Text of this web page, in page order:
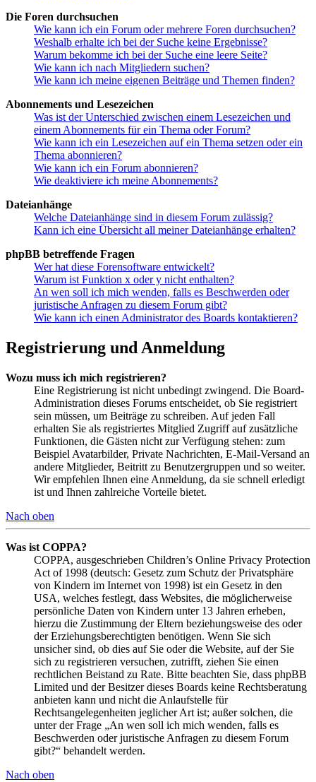
Die Foren durchsuchen
Wie kann ich ein Forum oder mehrere Foren durchsuchen?
Weshalb erhalte ich bei der Suche keine Ergebnisse?
Warum bekomme ich bei der Suche eine leere Seite?
Wie kann ich nach Mitgliedern suchen?
Wie kann ich meine eigenen Beiträge und Themen finden?
Abonnements und Lesezeichen
Was ist der Unterschied zwischen einem Lesezeichen und
einem Abonnements für ein Thema oder Forum?
Wie kann ich ein Lesezeichen auf ein Thema setzen oder ein
Thema abonnieren?
Wie kann ich ein Forum abonnieren?
Wie deaktiviere ich meine Abonnements?
Dateianhänge
Welche Dateianhänge sind in diesem Forum zulässig?
Kann ich eine Übersicht all meiner Dateianhänge erhalten?
phpBB betreffende Fragen
Wer hat diese Forensoftware entwickelt?
Warum ist Funktion x oder y nicht enthalten?
An wen soll ich mich wenden, falls es Beschwerden oder
juristische Anfragen zu diesem Forum gibt?
Wie kann ich einen Administrator des Boards kontaktieren?
Registrierung und Anmeldung
Wozu muss ich mich registrieren?
Eine Registrierung ist nicht unbedingt zwingend. Die Board-
Administration dieses Forums entscheidet, ob Sie registriert
sein müssen, um Beiträge zu schreiben. Auf jeden Fall
erhalten Sie als registriertes Mitglied Zugriff auf zusätzliche
Funktionen, die Gästen nicht zur Verfügung stehen: zum
Beispiel Avatarbilder, Private Nachrichten, E-Mail-Versand an
andere Mitglieder, Beitritt zu Benutzergruppen und so weiter.
Wir empfehlen Ihnen eine Anmeldung, da sie schnell erledigt
ist und Ihnen zahlreiche Vorteile bietet.
Nach oben
Was ist COPPA?
COPPA, ausgeschrieben Children’s Online Privacy Protection
Act of 1998 (deutsch: Gesetz zum Schutz der Privatsphäre
von Kindern im Internet von 1998) ist ein Gesetz in den
USA, welches festlegt, dass Websites, die möglicherweise
persönliche Daten von Kindern unter 13 Jahren erheben,
hierzu die Zustimmung der Eltern beziehungsweise des oder
der Erziehungsberechtigten benötigen. Wenn Sie sich
unsicher sind, ob dies auf Sie oder die Website, auf der Sie
sich zu registrieren versuchen, zutrifft, ziehen Sie einen
rechtlichen Beistand zu Rate. Bitte beachten Sie, dass phpBB
Limited und der Besitzer dieses Boards keine Rechtsberatung
anbieten kann und nicht die Anlaufstelle für
Rechtsangelegenheiten jeglicher Art ist; außer solchen, die
unter der Frage „An wen soll ich mich wenden, falls es
Beschwerden oder juristische Anfragen zu diesem Forum
gibt?“ behandelt werden.
Nach oben